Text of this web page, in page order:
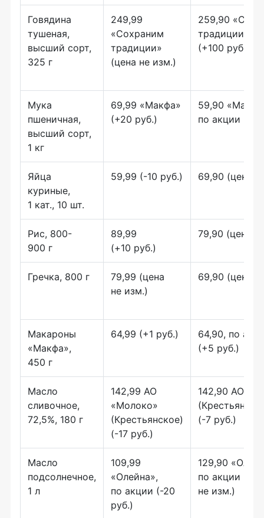
Говядина
тушеная,
высший сорт,
325 г
249,99
«Сохраним
традиции»
(цена не изм.)
259,90
традиции»
(+100 руб.)
Мука
пшеничная,
высший сорт,
1 кг
69,99 «Макфа»
(+20 руб.)
59,90
по акции (-10
Яйца
куриные,
1 кат., 10 шт.
59,99 (-10 руб.) 69,90 (цена
Рис, 800-
900 г
89,99
(+10 руб.)
79,90 (цена
Гречка, 800 г
79,99 (цена
не изм.)
69,90 (цена
Макароны
«Макфа»,
450 г
64,99 (+1 руб.)
64,90, по
(+5 руб.)
Масло
сливочное,
72,5%, 180 г
142,99 АО
«Молоко»
(Крестьянское)
(-17 руб.)
142,90 АО
(-7 руб.)
Масло
подсолнечное,
1 л
109,99
«Олейна»,
по акции (-20
руб.)
129,90
по акции
не изм.)